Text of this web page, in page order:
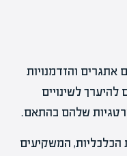
אתגרים והזדמנויות
לשינויים
שלהם בהתאם.
המשקיעים